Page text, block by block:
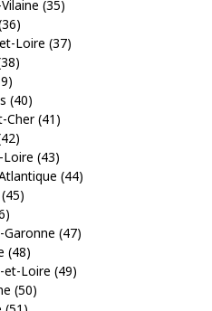
(35)
Loire (37)
(40)
(41)
(43)
(44)
(47)
(48)
Loire (49)
(50)